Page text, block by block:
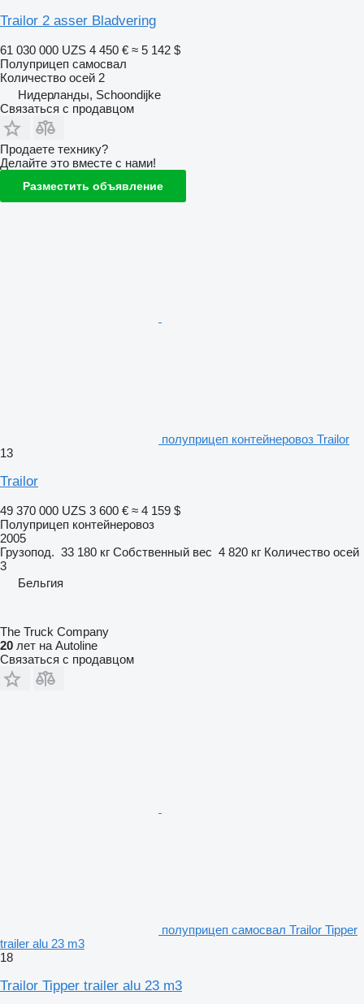
Trailor 2 asser Bladvering
61 030 000 UZS 4 450 € ≈ 5 142 $
Полуприцеп самосвал
Количество осей 2
Нидерланды, Schoondijke
Связаться с продавцом
Продаете технику?
Делайте это вместе с нами!
Разместить объявление
полуприцеп контейнеровоз Trailor
13
Trailor
49 370 000 UZS 3 600 € ≈ 4 159 $
Полуприцеп контейнеровоз
2005
Грузопод. 33 180 кг Собственный вес 4 820 кг Количество осей
3
Бельгия
The Truck Company
20 лет на Autoline
Связаться с продавцом
полуприцеп самосвал Trailor Tipper
trailer alu 23 m3
18
Trailor Tipper trailer alu 23 m3